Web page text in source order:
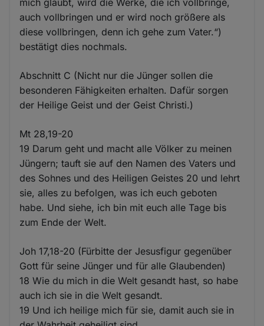
mich glaubt, wird die Werke, die ich vollbringe,
auch vollbringen und er wird noch größere als
diese vollbringen, denn ich gehe zum Vater.“)
bestätigt dies nochmals.
Abschnitt C (Nicht nur die Jünger sollen die
besonderen Fähigkeiten erhalten. Dafür sorgen
der Heilige Geist und der Geist Christi.)
Mt 28,19-20
19 Darum geht und macht alle Völker zu meinen
Jüngern; tauft sie auf den Namen des Vaters und
des Sohnes und des Heiligen Geistes 20 und lehrt
sie, alles zu befolgen, was ich euch geboten
habe. Und siehe, ich bin mit euch alle Tage bis
zum Ende der Welt.
Joh 17,18-20 (Fürbitte der Jesusfigur gegenüber
Gott für seine Jünger und für alle Glaubenden)
18 Wie du mich in die Welt gesandt hast, so habe
auch ich sie in die Welt gesandt.
19 Und ich heilige mich für sie, damit auch sie in